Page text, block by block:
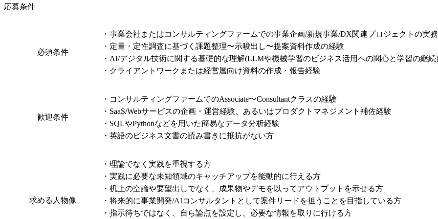
応募条件
必須条件
・事業会社またはコンサルティングファームでの事業企画/新規事業/DX関連プロジェクトの実
・定量・定性調査に基づく課題整理〜示唆出し〜提案資料作成の経験
・AI/デジタル技術に関する基礎的な理解(LLMや機械学習のビジネス活用への関心と学習の継続)
・クライアントワークまたは経営層向け資料の作成・報告経験
歓迎条件
・コンサルティングファームでのAssociate〜Consultantクラスの経験
・SaaS/Webサービスの企画・運営経験、あるいはプロダクトマネジメント補佐経験
・SQLやPythonなどを用いた簡易なデータ分析経験
・英語のビジネス文書の読み書きに抵抗がない方
求める人物像
・理論でなく実践を重視する方
・実践に必要な未知領域のキャッチアップを能動的に行える方
・机上の空論や要望出しでなく、成果物やデモを以ってアウトプットを示せる方
・将来的に事業開発/AIコンサルタントとして案件リードを担うことを目指している方
・指示待ちではなく、自ら論点を設定し、必要な情報を取りに行ける方